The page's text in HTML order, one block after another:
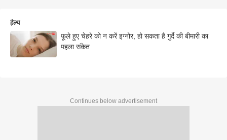
हेल्थ
फूले हुए चेहरे को न करें इग्नोर, हो सकता है गुर्दे की बीमारी का
पहला संकेत
Continues below advertisement